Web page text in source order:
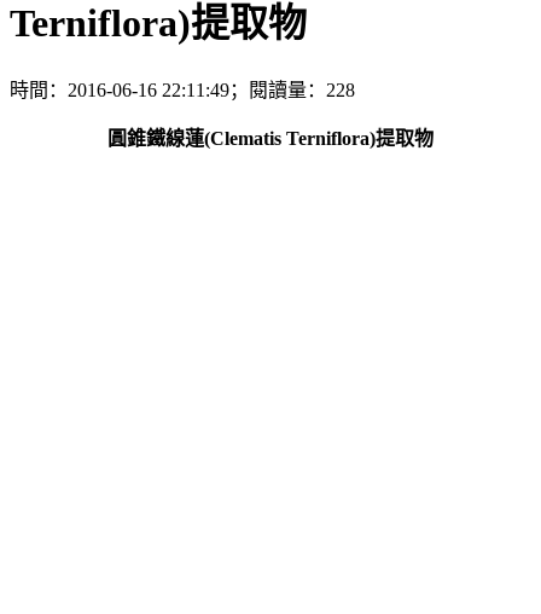
Terniflora)提取物
時間：2016-06-16 22:11:49；閱讀量：228
圓錐鐵線蓮(Clematis Terniflora)提取物